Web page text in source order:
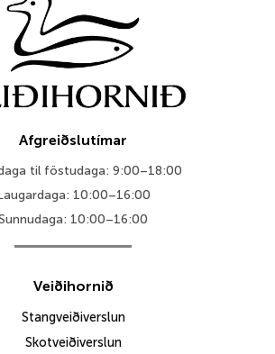
Afgreiðslutímar
til föstudaga: 9:00–18:00
10:00–16:00
10:00–16:00
Veiðihornið
Stangveiðiverslun
Skotveiðiverslun